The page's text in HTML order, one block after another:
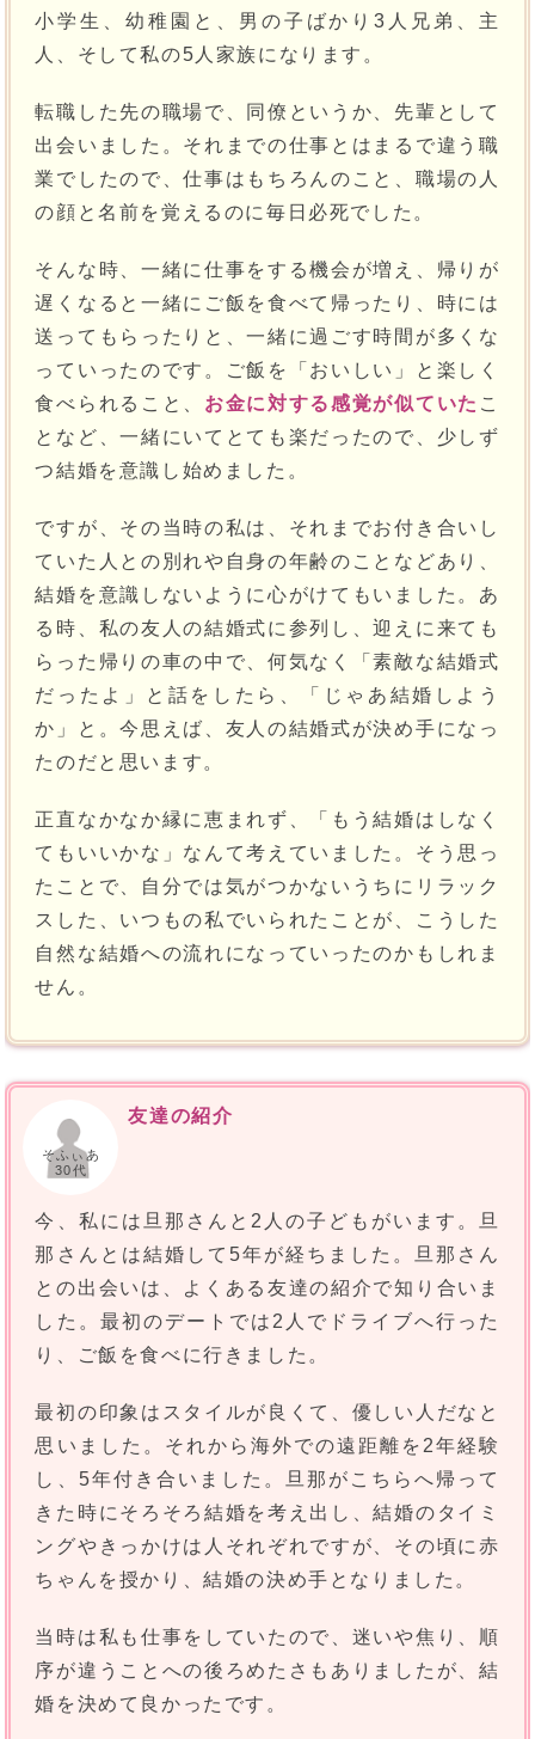
小学生、幼稚園と、男の子ばかり3人兄弟、主
人、そして私の5人家族になります。
転職した先の職場で、同僚というか、先輩として
出会いました。それまでの仕事とはまるで違う職
業でしたので、仕事はもちろんのこと、職場の人
の顔と名前を覚えるのに毎日必死でした。
そんな時、一緒に仕事をする機会が増え、帰りが
遅くなると一緒にご飯を食べて帰ったり、時には
送ってもらったりと、一緒に過ごす時間が多くな
っていったのです。ご飯を「おいしい」と楽しく
食べられること、 お金に対する感覚が似ていた こ
となど、一緒にいてとても楽だったので、少しず
つ結婚を意識し始めました。
ですが、その当時の私は、それまでお付き合いし
ていた人との別れや自身の年齢のことなどあり、
結婚を意識しないように心がけてもいました。あ
る時、私の友人の結婚式に参列し、迎えに来ても
らった帰りの車の中で、何気なく「素敵な結婚式
だったよ」と話をしたら、「じゃあ結婚しよう
か」と。今思えば、友人の結婚式が決め手になっ
たのだと思います。
正直なかなか縁に恵まれず、「もう結婚はしなく
てもいいかな」なんて考えていました。そう思っ
たことで、自分では気がつかないうちにリラック
スした、いつもの私でいられたことが、こうした
自然な結婚への流れになっていったのかもしれま
せん。
そふぃあ
30代
友達の紹介
今、私には旦那さんと2人の子どもがいます。旦
那さんとは結婚して5年が経ちました。旦那さん
との出会いは、よくある友達の紹介で知り合いま
した。最初のデートでは2人でドライブへ行った
り、ご飯を食べに行きました。
最初の印象はスタイルが良くて、優しい人だなと
思いました。それから海外での遠距離を2年経験
し、5年付き合いました。旦那がこちらへ帰って
きた時にそろそろ結婚を考え出し、結婚のタイミ
ングやきっかけは人それぞれですが、その頃に赤
ちゃんを授かり、結婚の決め手となりました。
当時は私も仕事をしていたので、迷いや焦り、順
序が違うことへの後ろめたさもありましたが、結
婚を決めて良かったです。